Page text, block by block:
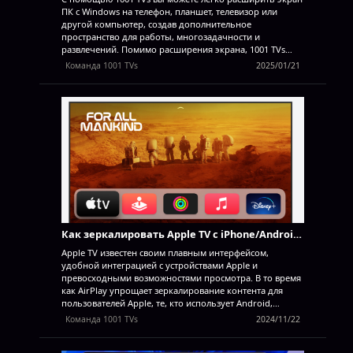
ПК с Windows на телефон, планшет, телевизор или
другой компьютер, создав дополнительное
пространство для работы, многозадачности и
развлечений. Помимо расширения экрана, 1001 TVs
также позволяет зеркально отобразить весь экран ПК
зависимости от ваших потребностей. Зачем
использовать расширение экрана? - Повышение
производительности: Дополнительное пространство
экрана позволяет держать на виду справочные
материалы, чаты или инструменты, работая на
основном экране, что сокращает постоянное
переключение окон. - Создайте свою идеальную
конфигурацию: Расположите окна на экране так, чтобы
они соответствовали вашему рабочему процессу, будь
то кодирование, проектирование, презентация или
многозадачность. Как настроить расширение экрана
Пример: Расширение экрана компьютера с Windows
на...
Команда 1001 TVs 2025/01/21
Как зеркалировать Apple TV с iPhone/Android/Mac/Windows PC с помощью приложения 1001 TVs
Apple TV известен своим плавным интерфейсом,
удобной интеграцией с устройствами Apple и
превосходными возможностями просмотра. В то время
как AirPlay упрощает зеркалирование контента для
пользователей Apple, те, кто использует Android,
Windows и другие платформы, часто испытывают
здесь на помощь приходит приложение 1001 TVs -
Команда 1001 TVs 2024/11/22